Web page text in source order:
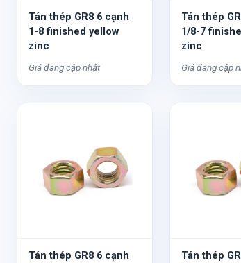
Tán thép GR8 6 cạnh
1-8 finished yellow
zinc
Giá đang cập nhật
Tán thép
1/8-7
zinc
Giá đang cập
Tán thép GR8 6 cạnh
Tán thép